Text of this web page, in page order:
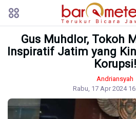
Gus Muhdlor, Tokoh
Inspiratif Jatim yang
Korupsi!
Andriansyah
Rabu, 17 Apr 2024